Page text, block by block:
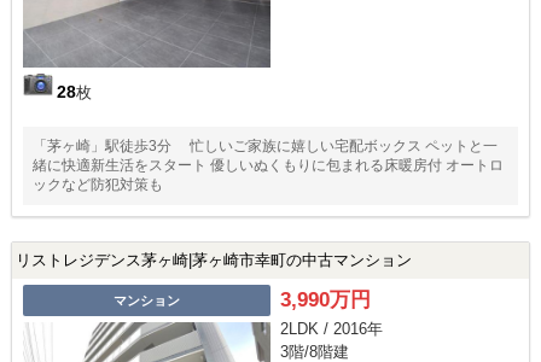
28枚
「茅ヶ崎」駅徒歩3分 忙しいご家族に嬉しい宅配ボックス ペットと一
緒に快適新生活をスタート 優しいぬくもりに包まれる床暖房付 オートロ
ックなど防犯対策も
リストレジデンス茅ヶ崎|茅ヶ崎市幸町の中古マンション
マンション 3,990万円
2LDK / 2016年
3階/8階建